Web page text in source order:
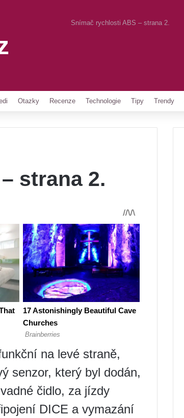
Snímač rychlosti ABS – strana 2.
Otazky Recenze Technologie Tipy Trendy
strana 2.
na levé straně,
senzor, který byl dodán,
čidlo, za jízdy
DICE a vymazání